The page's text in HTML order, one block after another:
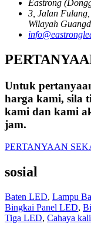
Eastrong
3, Jalan
Wilayah
Untuk
harga kami, sila
kami dan kami
jam.
PERTANYAAN
sosial
Baten LED, Lampu
Bingkai Panel LED,
Tiga LED, Cahaya